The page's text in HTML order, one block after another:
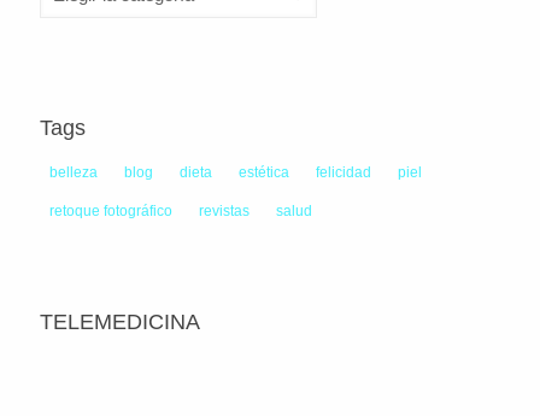
Tags
belleza blog dieta estética felicidad piel
retoque fotográfico revistas salud
TELEMEDICINA